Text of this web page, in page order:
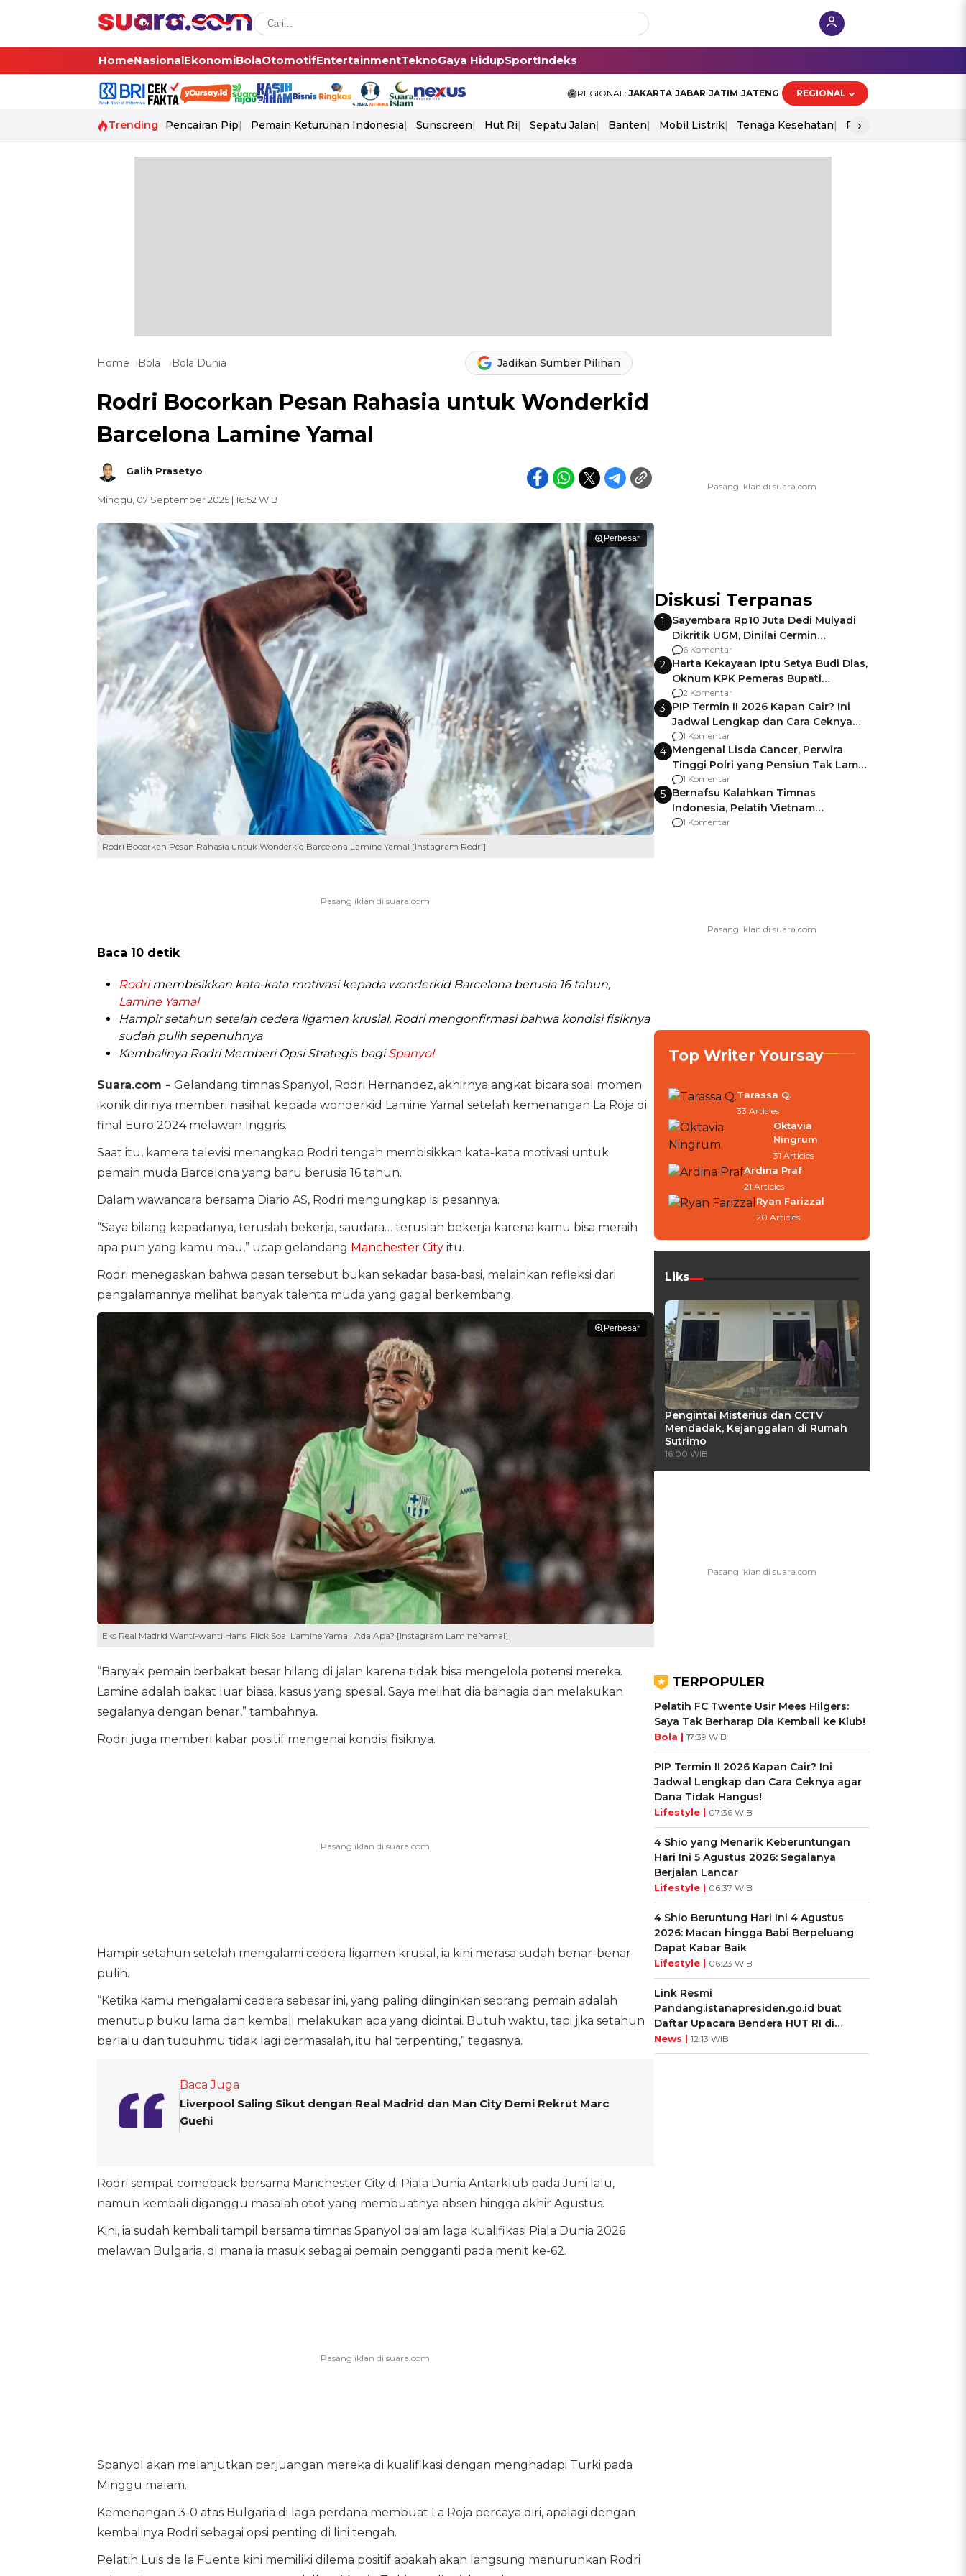
HomeNasionalEkonomiBolaOtomotifEntertainmentTeknoGaya HidupSportIndeks
REGIONAL: JAKARTA JABAR JATIM JATENG REGIONAL
Trending Pencairan Pip Pemain Keturunan Indonesia Sunscreen Hut Ri Sepatu Jalan Banten Mobil Listrik Tenaga Kesehatan Perang As-Iran
›
Home Bola Bola Dunia Jadikan Sumber Pilihan
Rodri Bocorkan Pesan Rahasia untuk Wonderkid
Barcelona Lamine Yamal
Galih Prasetyo
Minggu, 07 September 2025 | 16:52 WIB
Perbesar
Rodri Bocorkan Pesan Rahasia untuk Wonderkid Barcelona Lamine Yamal [Instagram Rodri]
Baca 10 detik
Rodrimembisikkan kata-kata motivasi kepada wonderkid Barcelona berusia 16 tahun,
Lamine Yamal
Hampir setahun setelah cedera ligamen krusial, Rodri mengonfirmasi bahwa kondisi fisiknya
sudah pulih sepenuhnya
Kembalinya Rodri Memberi Opsi Strategis bagiSpanyol
Suara.com - Gelandang timnas Spanyol, Rodri Hernandez, akhirnya angkat bicara soal momen
ikonik dirinya memberi nasihat kepada wonderkid Lamine Yamal setelah kemenangan La Roja di
final Euro 2024 melawan Inggris.
Saat itu, kamera televisi menangkap Rodri tengah membisikkan kata-kata motivasi untuk
pemain muda Barcelona yang baru berusia 16 tahun.
Dalam wawancara bersama Diario AS, Rodri mengungkap isi pesannya.
“Saya bilang kepadanya, teruslah bekerja, saudara… teruslah bekerja karena kamu bisa meraih
apa pun yang kamu mau,” ucap gelandang Manchester Cityitu.
Rodri menegaskan bahwa pesan tersebut bukan sekadar basa-basi, melainkan refleksi dari
pengalamannya melihat banyak talenta muda yang gagal berkembang.
Perbesar
Eks Real Madrid Wanti-wanti Hansi Flick Soal Lamine Yamal, Ada Apa? [Instagram Lamine Yamal]
“Banyak pemain berbakat besar hilang di jalan karena tidak bisa mengelola potensi mereka.
Lamine adalah bakat luar biasa, kasus yang spesial. Saya melihat dia bahagia dan melakukan
segalanya dengan benar,” tambahnya.
Rodri juga memberi kabar positif mengenai kondisi fisiknya.
Hampir setahun setelah mengalami cedera ligamen krusial, ia kini merasa sudah benar-benar
pulih.
“Ketika kamu mengalami cedera sebesar ini, yang paling diinginkan seorang pemain adalah
menutup buku lama dan kembali melakukan apa yang dicintai. Butuh waktu, tapi jika setahun
berlalu dan tubuhmu tidak lagi bermasalah, itu hal terpenting,” tegasnya.
Baca Juga
Liverpool Saling Sikut dengan Real Madrid dan Man City Demi Rekrut Marc
Guehi
Rodri sempat comeback bersama Manchester City di Piala Dunia Antarklub pada Juni lalu,
namun kembali diganggu masalah otot yang membuatnya absen hingga akhir Agustus.
Kini, ia sudah kembali tampil bersama timnas Spanyol dalam laga kualifikasi Piala Dunia 2026
melawan Bulgaria, di mana ia masuk sebagai pemain pengganti pada menit ke-62.
Spanyol akan melanjutkan perjuangan mereka di kualifikasi dengan menghadapi Turki pada
Minggu malam.
Kemenangan 3-0 atas Bulgaria di laga perdana membuat La Roja percaya diri, apalagi dengan
kembalinya Rodri sebagai opsi penting di lini tengah.
Pelatih Luis de la Fuente kini memiliki dilema positif apakah akan langsung menurunkan Rodri
Diskusi Terpanas
1
Sayembara Rp10 Juta Dedi Mulyadi
Dikritik UGM, Dinilai Cermin
Gagalnya Negara Jamin Keamanan
6 Komentar
2 Harta Kekayaan Iptu Setya Budi Dias,
Oknum KPK Pemeras Bupati
Pemalang
2 Komentar
3 PIP Termin II 2026 Kapan Cair? Ini
Jadwal Lengkap dan Cara Ceknya
agar Dana Tidak Hangus!
1 Komentar
4 Mengenal Lisda Cancer, Perwira
Tinggi Polri yang Pensiun Tak Lama
Usai Jadi Brigjen
1 Komentar
5 Bernafsu Kalahkan Timnas
Indonesia, Pelatih Vietnam
Berencana Pakai Jimat di Pakansari
1 Komentar
Top Writer Yoursay
Tarassa Q.
33 Articles
Oktavia
Ningrum
31 Articles
Ardina Praf
21 Articles
Ryan Farizzal
20 Articles
Liks
Pengintai Misterius dan CCTV
Mendadak, Kejanggalan di Rumah
Sutrimo
16:00 WIB
TERPOPULER
Pelatih FC Twente Usir Mees Hilgers:
Saya Tak Berharap Dia Kembali ke Klub!
Bola | 17:39 WIB
PIP Termin II 2026 Kapan Cair? Ini
Jadwal Lengkap dan Cara Ceknya agar
Dana Tidak Hangus!
Lifestyle | 07:36 WIB
4 Shio yang Menarik Keberuntungan
Hari Ini 5 Agustus 2026: Segalanya
Berjalan Lancar
Lifestyle | 06:37 WIB
4 Shio Beruntung Hari Ini 4 Agustus
2026: Macan hingga Babi Berpeluang
Dapat Kabar Baik
Lifestyle | 06:23 WIB
Link Resmi
Pandang.istanapresiden.go.id buat
Daftar Upacara Bendera HUT RI di
Istana Negara
News | 12:13 WIB